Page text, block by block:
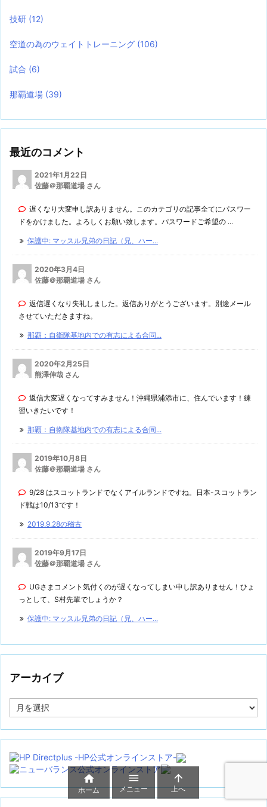
技研 (12)
空道の為のウェイトトレーニング (106)
試合 (6)
那覇道場 (39)
最近のコメント
2021年1月22日
佐藤＠那覇道場 さん
遅くなり大変申し訳ありません。このカテゴリの記事全てにパスワー
ドをかけました。よろしくお願い致します。パスワードご希望の ...
保護中: マッスル兄弟の日記（兄、ハー...
2020年3月4日
佐藤＠那覇道場 さん
返信遅くなり失礼しました。返信ありがとうございます。別途メール
させていただきますね。
那覇：自衛隊基地内での有志による合同...
2020年2月25日
熊澤伸哉 さん
返信大変遅くなってすみません！沖縄県浦添市に、住んでいます！練
習いきたいです！
那覇：自衛隊基地内での有志による合同...
2019年10月8日
佐藤＠那覇道場 さん
9/28 はスコットランドでなくアイルランドですね。日本-スコットラン
ド戦は10/13です！
2019.9.28の稽古
2019年9月17日
佐藤＠那覇道場 さん
UGさまコメント気付くのが遅くなってしまい申し訳ありません！ひょ
っとして、S村先輩でしょうか？
保護中: マッスル兄弟の日記（兄、ハー...
アーカイブ
ー
イ

ホーム

メニュー

上へ